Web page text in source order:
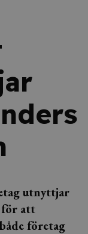
utnyttjar
för att
företag